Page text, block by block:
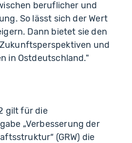
beruflicher und
So lässt sich der Wert
Dann bietet sie den
und
in Ostdeutschland."
gilt für die
„Verbesserung der
(GRW) die